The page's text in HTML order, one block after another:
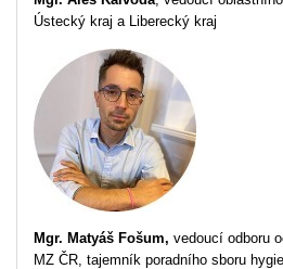
Ústecký kraj a Liberecký kraj
Mgr. Matyáš Fošum, vedoucí odboru
MZ ČR, tajemník poradního sboru